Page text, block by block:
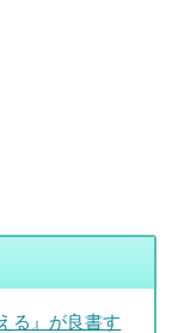
る』が良書す